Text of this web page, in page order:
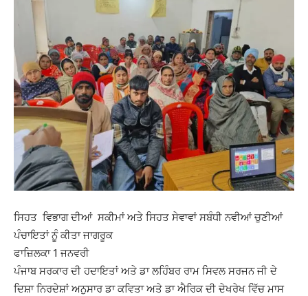
ਸਿਹਤ ਵਿਭਾਗ ਦੀਆਂ ਸਕੀਮਾਂ ਅਤੇ ਸਿਹਤ ਸੇਵਾਵਾਂ ਸਬੰਧੀ ਨਵੀਆਂ ਚੁਣੀਆਂ
ਪੰਚਾਇਤਾਂ ਨੂੁੰ ਕੀਤਾ ਜਾਗਰੂਕ
ਫਾਜ਼ਿਲਕਾ 1 ਜਨਵਰੀ
ਪੰਜਾਬ ਸਰਕਾਰ ਦੀ ਹਦਾਇਤਾਂ ਅਤੇ ਡਾ ਲਹਿੰਬਰ ਰਾਮ ਸਿਵਲ ਸਰਜਨ ਜੀ ਦੇ
ਦਿਸ਼ਾ ਨਿਰਦੇਸ਼ਾਂ ਅਨੁਸਾਰ ਡਾ ਕਵਿਤਾ ਅਤੇ ਡਾ ਐਰਿਕ ਦੀ ਦੇਖਰੇਖ ਵਿੱਚ ਮਾਸ